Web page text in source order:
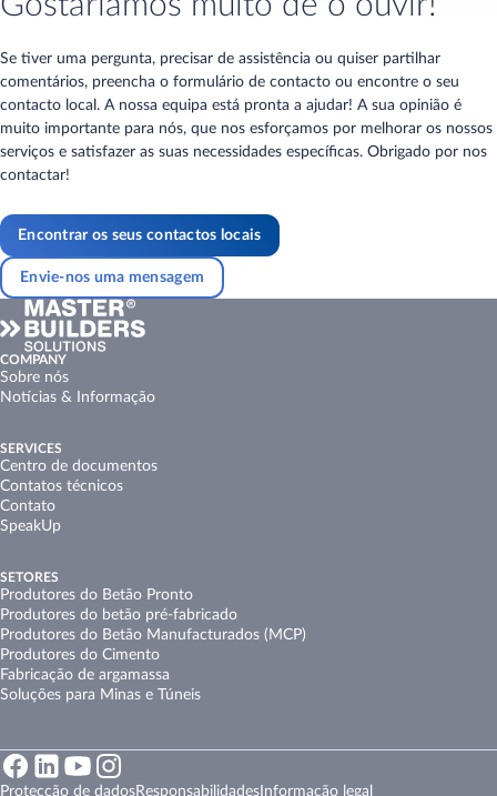
Se tiver uma pergunta, precisar de assistência ou quiser partilhar
comentários, preencha o formulário de contacto ou encontre o seu
contacto local. A nossa equipa está pronta a ajudar! A sua opinião é
muito importante para nós, que nos esforçamos por melhorar os nossos
serviços e satisfazer as suas necessidades específicas. Obrigado por nos
contactar!
Encontrar os seus contactos locais
Envie-nos uma mensagem
COMPANY
Sobre nós
Notícias & Informação
SERVICES
Centro de documentos
Contatos técnicos
Contato
SpeakUp
SETORES
Produtores do Betão Pronto
Produtores do betão pré-fabricado
Produtores do Betão Manufacturados (MCP)
Produtores do Cimento
Fabricação de argamassa
Soluções para Minas e Túneis
Protecção de dadosResponsabilidades Informação legal